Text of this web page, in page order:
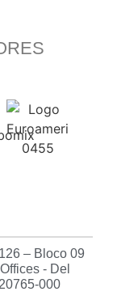
– Bloco 09
- Del
000